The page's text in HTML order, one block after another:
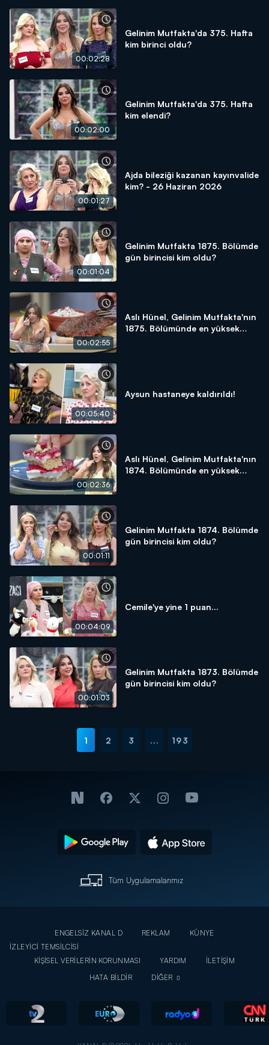
00:02:28
Gelinim Mutfakta'da 375. Hafta
kim birinci oldu?
00:02:00
Gelinim Mutfakta'da 375. Hafta
kim elendi?
00:01:27
Ajda bileziği kazanan kayınvalide
kim? - 26 Haziran 2026
00:01:04
Gelinim Mutfakta 1875. Bölümde
gün birincisi kim oldu?
00:02:55
Aslı Hünel, Gelinim Mutfakta'nın
1875. Bölümünde en yüksek
00:05:40
Aysun hastaneye kaldırıldı!
00:02:36
Aslı Hünel, Gelinim Mutfakta'nın
1874. Bölümünde en yüksek
00:01:11
Gelinim Mutfakta 1874. Bölümde
gün birincisi kim oldu?
00:04:09
Cemile'ye yine 1 puan...
00:01:03
Gelinim Mutfakta 1873. Bölümde
gün birincisi kim oldu?
1 2 3 ... 193
Tüm Uygulamalarımız
ENGELSİZ KANAL D REKLAM
KÜNYE
İZLEYİCİ TEMSİLCİSİ
KİŞİSEL VERİLERİN KORUNMASI
YARDIM
İLETİŞİM
HATA BİLDİR
DİĞER